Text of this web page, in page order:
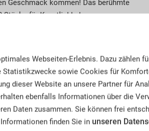
Geschmack kommen! Das berühmte
Stücke für Kunstliebhaber.
werden ebenso fündig wie
stechen ins Auge, ebenso wie
Kulturen.
ist ein prunkvolles, wandelbares
(Los 4598). Es ist mit insgesamt sieben
in Krappen gefassten Saphiren
Webseiten-Erlebnis. Dazu zählen
sowie Cookies für
dieser Website an unsere Partner für
ebenfalls Informationen über die
Daten zusammen. Sie können frei
finden Sie in unseren